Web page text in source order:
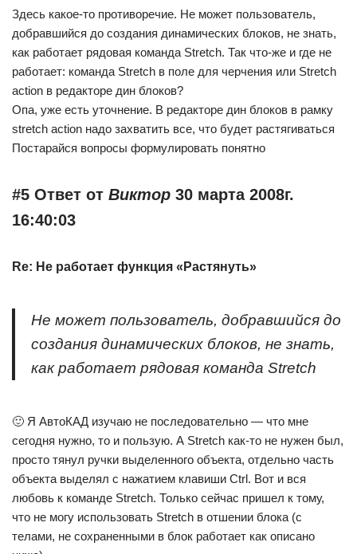
Здесь какое-то противоречие. Не может пользователь,
добравшийся до создания динамических блоков, не знать,
как работает рядовая команда Stretch. Так что-же и где не
работает: команда Stretch в поле для черчения или Stretch
action в редакторе дин блоков?
Опа, уже есть уточнение. В редакторе дин блоков в рамку
stretch action надо захватить все, что будет растягиваться
Постарайся вопросы формулировать понятно
#5 Ответ от Виктор 30 марта 2008г.
16:40:03
Re: Не работает функция «Растянуть»
Не может пользователь, добравшийся до
создания динамических блоков, не знать,
как работает рядовая команда Stretch
🙂 Я АвтоКАД изучаю не последовательно — что мне
сегодня нужно, то и пользую. А Stretch как-то не нужен был,
просто тянул ручки выделенного объекта, отдельно часть
объекта выделял с нажатием клавиши Ctrl. Вот и вся
любовь к команде Stretch. Только сейчас пришел к тому,
что не могу использовать Stretch в отшении блока (с
телами, не сохраненными в блок работает как описано